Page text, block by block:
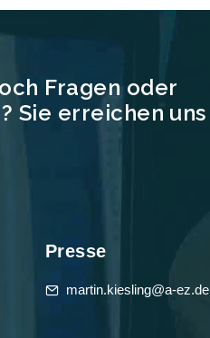
Fragen oder
Sie erreichen uns
Presse
martin.kiesling@a-ez.de